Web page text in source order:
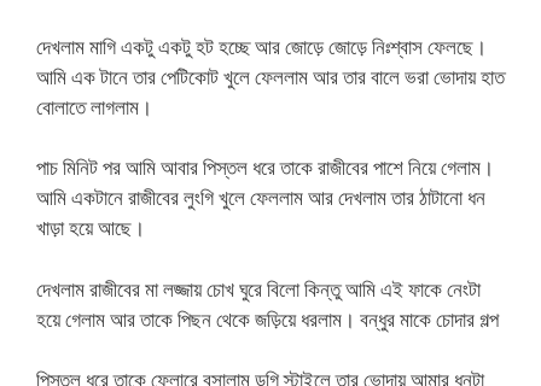
দেখলাম মাগি একটু একটু হট হচ্ছে আর জোড়ে জোড়ে নিঃশ্বাস ফেলছে।
আমি এক টানে তার পেটিকোট খুলে ফেললাম আর তার বালে ভরা ভোদায় হাত
বোলাতে লাগলাম।
পাচ মিনিট পর আমি আবার পিস্তল ধরে তাকে রাজীবের পাশে নিয়ে গেলাম।
আমি একটানে রাজীবের লুংগি খুলে ফেললাম আর দেখলাম তার ঠাটানো ধন
খাড়া হয়ে আছে।
দেখলাম রাজীবের মা লজ্জায় চোখ ঘুরে বিলো কিন্তু আমি এই ফাকে নেংটা
হয়ে গেলাম আর তাকে পিছন থেকে জড়িয়ে ধরলাম। বন্ধুর মাকে চোদার গল্প
পিস্তল ধরে তাকে ফ্লোরে বসালাম ডগি স্টাইলে তার ভোদায় আমার ধনটা